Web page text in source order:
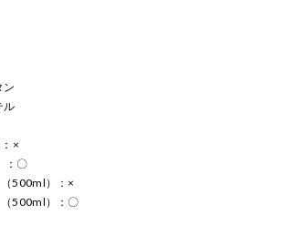
ン
ル
×
：〇
（500ml）：×
（500ml）：〇